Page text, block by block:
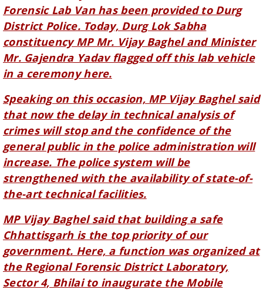
constituency MP Mr. Vijay Baghel and Minister
Mr. Gajendra Yadav flagged off this lab vehicle
in a ceremony here.
Speaking on this occasion, MP Vijay Baghel said
that now the delay in technical analysis of
crimes will stop and the confidence of the
general public in the police administration will
increase. The police system will be
strengthened with the availability of state-of-
the-art technical facilities.
MP Vijay Baghel said that building a safe
Chhattisgarh is the top priority of our
government. Here, a function was organized at
the Regional Forensic District Laboratory,
Sector 4, Bhilai to inaugurate the Mobile
Forensic Lab. It is being said that the operation
of this vehicle will further strengthen the law